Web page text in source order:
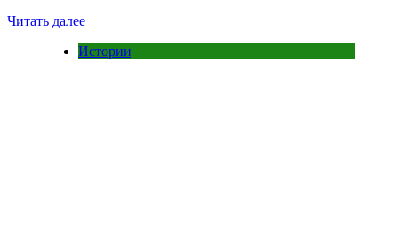
Читать далее
Истории